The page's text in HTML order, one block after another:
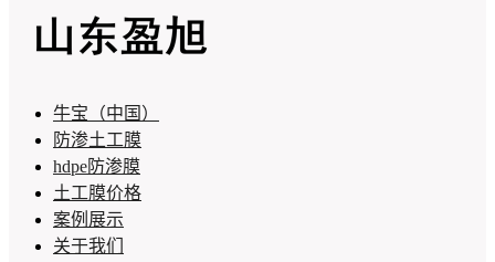
牛宝（中国）
防渗土工膜
hdpe防渗膜
土工膜价格
案例展示
关于我们